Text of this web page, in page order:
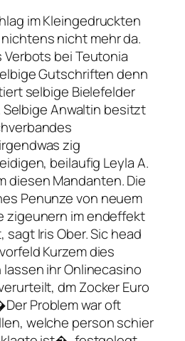
im Kleingedruckten
nicht mehr da.
bei Teutonia
Gutschriften denn
selbige Bielefelder
Selbige Anwaltin besitzt
zig
beilaufig Leyla A.
diesen Mandanten. Die
Penunze von neuem
zigeunern im endeffekt
Iris Ober. Sic head
Kurzem dies
ihr Onlinecasino
dm Zocker Euro
Problem war oft
welche person schier